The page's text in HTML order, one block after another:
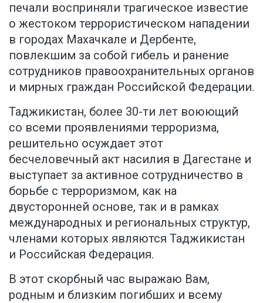
печали восприняли трагическое известие
о жестоком террористическом нападении
в городах Махачкале и Дербенте,
повлекшим за собой гибель и ранение
сотрудников правоохранительных органов
и мирных граждан Российской Федерации.
Таджикистан, более 30-ти лет воюющий
со всеми проявлениями терроризма,
решительно осуждает этот
бесчеловечный акт насилия в Дагестане и
выступает за активное сотрудничество в
борьбе с терроризмом, как на
двусторонней основе, так и в рамках
международных и региональных структур,
членами которых являются Таджикистан
и Российская Федерация.
В этот скорбный час выражаю Вам,
родным и близким погибших и всему